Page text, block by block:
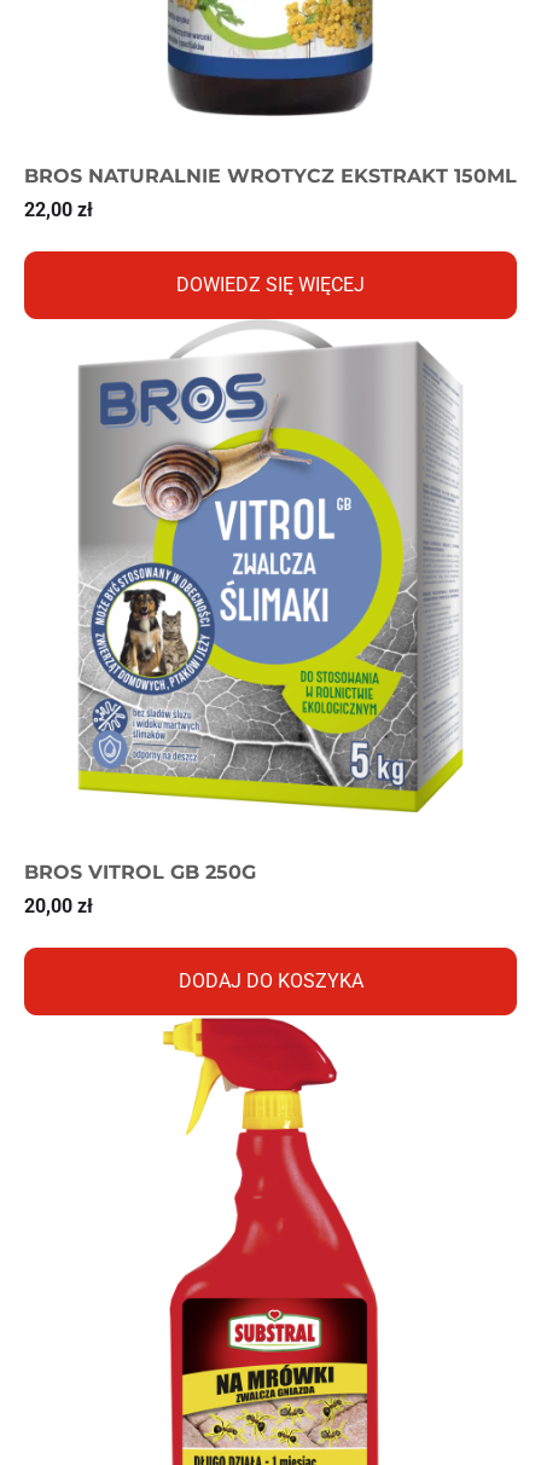
BROS NATURALNIE WROTYCZ EKSTRAKT 150ML
22,00 zł
DOWIEDZ SIĘ WIĘCEJ
BROS VITROL GB 250G
20,00 zł
DODAJ DO KOSZYKA